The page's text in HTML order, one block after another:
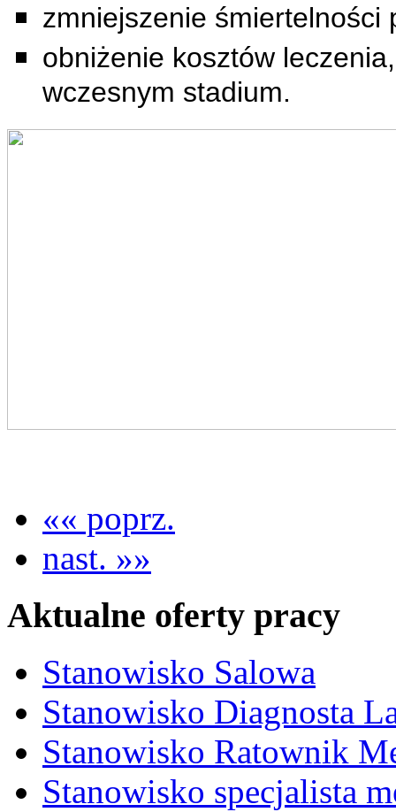
zmniejszenie śmiertelności
obniżenie kosztów
wczesnym stadium.
«« poprz.
nast. »»
Aktualne oferty pracy
Stanowisko Salowa
Stanowisko Diagnosta
Stanowisko Ratownik
Stanowisko specjalista